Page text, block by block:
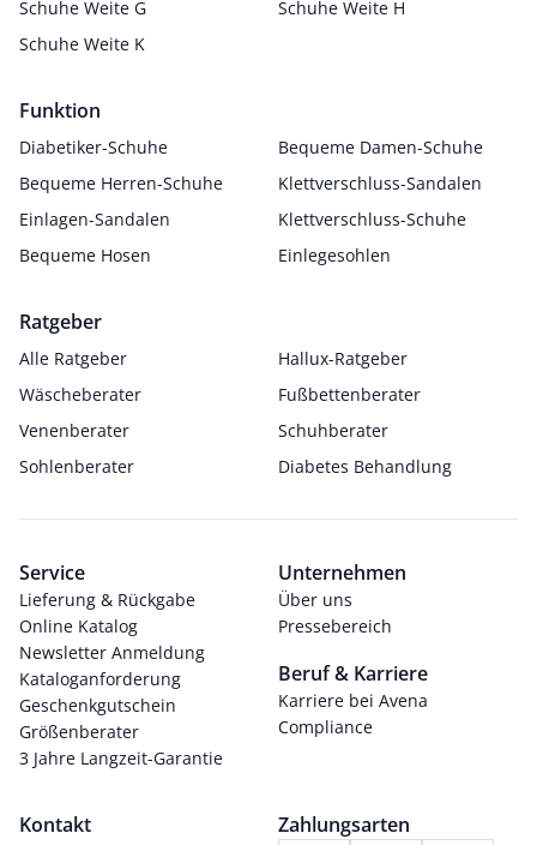
Schuhe Weite G
Schuhe Weite H
Schuhe Weite K
Funktion
Diabetiker-Schuhe
Bequeme Damen-Schuhe
Bequeme Herren-Schuhe
Klettverschluss-Sandalen
Einlagen-Sandalen
Klettverschluss-Schuhe
Bequeme Hosen
Einlegesohlen
Ratgeber
Alle Ratgeber
Hallux-Ratgeber
Wäscheberater
Fußbettenberater
Venenberater
Schuhberater
Sohlenberater
Diabetes Behandlung
Service
Lieferung & Rückgabe
Online Katalog
Newsletter Anmeldung
Kataloganforderung
Geschenkgutschein
Größenberater
3 Jahre Langzeit-Garantie
Unternehmen
Über uns
Pressebereich
Beruf & Karriere
Karriere bei Avena
Compliance
Kontakt Zahlungsarten